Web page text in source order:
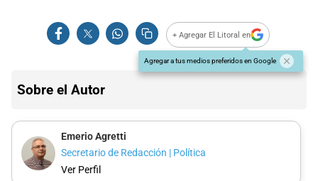
+ Agregar El Litoral en
Agregar a tus medios preferidos en Google
Sobre el Autor
Emerio Agretti
Secretario de Redacción | Política
Ver Perfil